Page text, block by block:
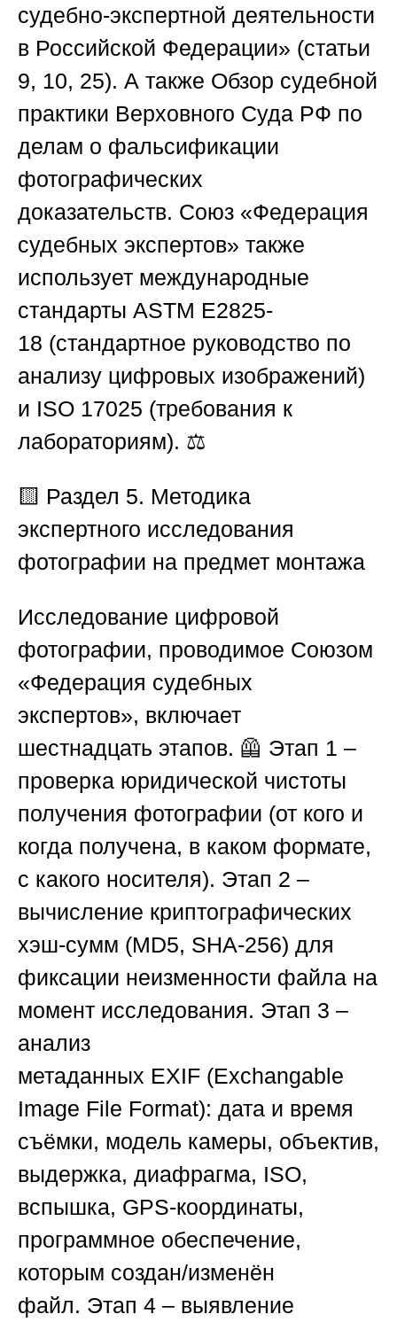
судебно-экспертной деятельности
в Российской Федерации» (статьи
9, 10, 25). А также Обзор судебной
практики Верховного Суда РФ по
делам о фальсификации
фотографических
доказательств. Союз «Федерация
судебных экспертов» также
использует международные
стандарты ASTM E2825-
18 (стандартное руководство по
анализу цифровых изображений)
и ISO 17025 (требования к
лабораториям). ⚖️
🟨 Раздел 5. Методика
экспертного исследования
фотографии на предмет монтажа
Исследование цифровой
фотографии, проводимое Союзом
«Федерация судебных
экспертов», включает
шестнадцать этапов. 🦺 Этап 1 –
проверка юридической чистоты
получения фотографии (от кого и
когда получена, в каком формате,
с какого носителя). Этап 2 –
вычисление криптографических
хэш-сумм (MD5, SHA-256) для
фиксации неизменности файла на
момент исследования. Этап 3 –
анализ
метаданных EXIF (Exchangable
Image File Format): дата и время
съёмки, модель камеры, объектив,
выдержка, диафрагма, ISO,
вспышка, GPS-координаты,
программное обеспечение,
которым создан/изменён
файл. Этап 4 – выявление